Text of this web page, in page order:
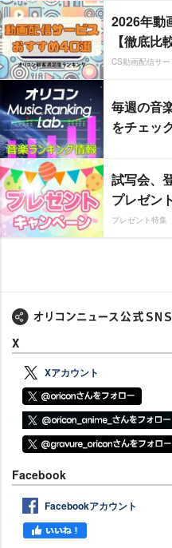
2026年動
【徹底比
CS動画配信サ
毎週の音
をチェッ
試写会、
プレゼン
プレゼント特集
X
Xアカウント
Facebook
Facebookアカウント